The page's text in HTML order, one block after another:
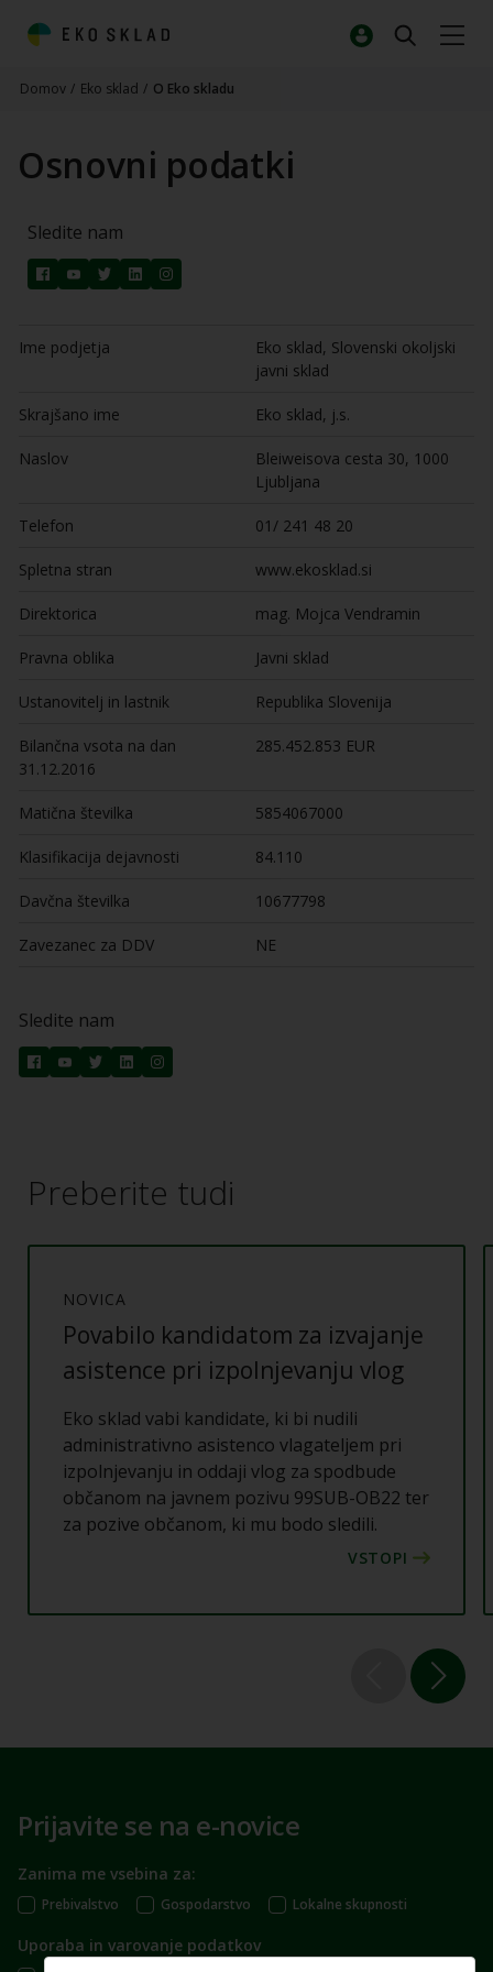
Domov / Eko sklad / O Eko skladu
Osnovni podatki
Sledite nam
Ime podjetja
Eko sklad, Slovenski okoljski
javni sklad
Skrajšano ime Eko sklad, j.s.
Naslov
Bleiweisova cesta 30, 1000
Ljubljana
Telefon 01/ 241 48 20
Spletna stran www.ekosklad.si
Direktorica mag. Mojca Vendramin
Pravna oblika Javni sklad
Ustanovitelj in lastnik Republika Slovenija
Bilančna vsota na dan
31.12.2016
285.452.853 EUR
Matična številka 5854067000
Klasifikacija dejavnosti 84.110
Davčna številka 10677798
Zavezanec za DDV NE
Sledite nam
Preberite tudi
NOVICA
Povabilo kandidatom za izvajanje
asistence pri izpolnjevanju vlog
Eko sklad vabi kandidate, ki bi nudili
administrativno asistenco vlagateljem pri
izpolnjevanju in oddaji vlog za spodbude
občanom na javnem pozivu 99SUB-OB22 ter
za pozive občanom, ki mu bodo sledili.
Prijavite se na e-novice
Zanima me vsebina za:
Prebivalstvo Gospodarstvo Lokalne skupnosti
Uporaba in varovanje podatkov